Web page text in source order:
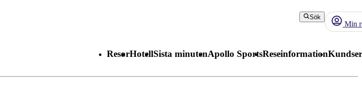
Sök
Min
ResorHotellSista minutenApollo SportsReseinformation